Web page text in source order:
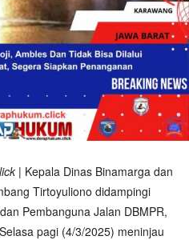
| Kepala Dinas Binamarga dan
Tirtoyuliono didampingi
Pembanguna Jalan DBMPR,
pagi (4/3/2025) meninjau